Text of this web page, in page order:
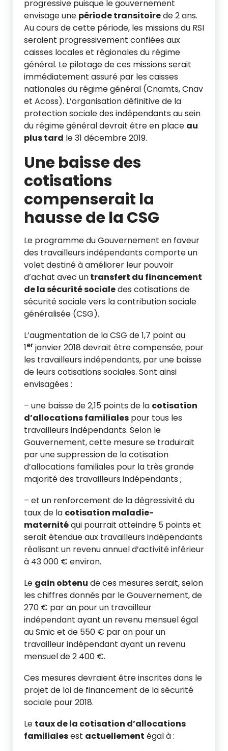
progressive puisque le gouvernement
envisage une période transitoirede 2 ans.
Au cours de cette période, les missions du RSI
seraient progressivement confiées aux
caisses locales et régionales du régime
général. Le pilotage de ces missions serait
immédiatement assuré par les caisses
nationales du régime général (Cnamts, Cnav
et Acoss). L’organisation définitive de la
protection sociale des indépendants au sein
du régime général devrait être en place au
plus tard le 31 décembre 2019.
Une baisse des
cotisations
compenserait la
hausse de la CSG
Le programme du Gouvernement en faveur
des travailleurs indépendants comporte un
volet destiné à améliorer leur pouvoir
d’achat avec untransfert du financement
de la sécurité socialedes cotisations de
sécurité sociale vers la contribution sociale
généralisée (CSG).
L’augmentation de la CSG de 1,7 point au
1er janvier 2018 devrait être compensée, pour
les travailleurs indépendants, par une baisse
de leurs cotisations sociales. Sont ainsi
envisagées :
– une baisse de 2,15 points de la cotisation
d’allocations familiales pour tous les
travailleurs indépendants. Selon le
Gouvernement, cette mesure se traduirait
par une suppression de la cotisation
d’allocations familiales pour la très grande
majorité des travailleurs indépendants ;
– et un renforcement de la dégressivité du
taux de la cotisation maladie-
maternitéqui pourrait atteindre 5 points et
serait étendue aux travailleurs indépendants
réalisant un revenu annuel d’activité inférieur
à 43 000 € environ.
Le gain obtenu de ces mesures serait, selon
les chiffres donnés par le Gouvernement, de
270 € par an pour un travailleur
indépendant ayant un revenu mensuel égal
au Smic et de 550 € par an pour un
travailleur indépendant ayant un revenu
mensuel de 2 400 €.
Ces mesures devraient être inscrites dans le
projet de loi de financement de la sécurité
sociale pour 2018.
Le taux de la cotisation d’allocations
familialesest actuellement égal à :